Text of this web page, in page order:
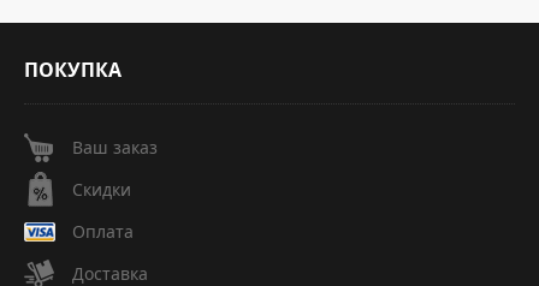
ПОКУПКА
Ваш заказ
Скидки
Оплата
Доставка